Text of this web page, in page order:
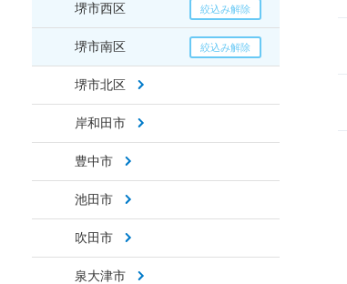
堺市西区
堺市南区
堺市北区
岸和田市
豊中市
池田市
吹田市
泉大津市